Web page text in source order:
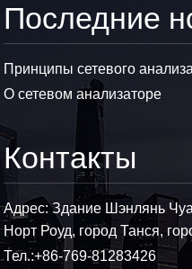
Последние
Принципы сетевого
О сетевом анализаторе
Контакты
Адрес: Здание Шэнлянь
Норт Роуд, город Танся,
Тел.:+86-769-81283426